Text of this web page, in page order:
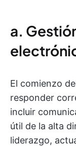
a.
El comienzo
responder
incluir
útil de la alta
liderazgo,